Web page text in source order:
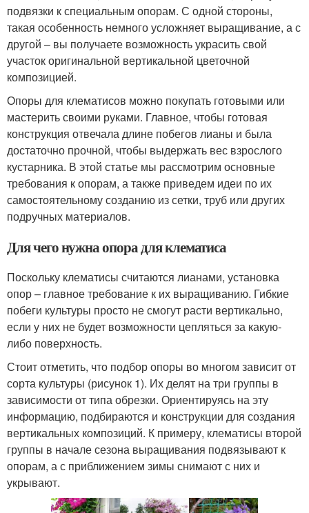
подвязки к специальным опорам. С одной стороны,
такая особенность немного усложняет выращивание, а с
другой – вы получаете возможность украсить свой
участок оригинальной вертикальной цветочной
композицией.
Опоры для клематисов можно покупать готовыми или
мастерить своими руками. Главное, чтобы готовая
конструкция отвечала длине побегов лианы и была
достаточно прочной, чтобы выдержать вес взрослого
кустарника. В этой статье мы рассмотрим основные
требования к опорам, а также приведем идеи по их
самостоятельному созданию из сетки, труб или других
подручных материалов.
Для чего нужна опора для клематиса
Поскольку клематисы считаются лианами, установка
опор – главное требование к их выращиванию. Гибкие
побеги культуры просто не смогут расти вертикально,
если у них не будет возможности цепляться за какую-
либо поверхность.
Стоит отметить, что подбор опоры во многом зависит от
сорта культуры (рисунок 1). Их делят на три группы в
зависимости от типа обрезки. Ориентируясь на эту
информацию, подбираются и конструкции для создания
вертикальных композиций. К примеру, клематисы второй
группы в начале сезона выращивания подвязывают к
опорам, а с приближением зимы снимают с них и
укрывают.